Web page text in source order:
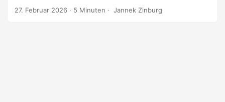
aktualisiert. Und dann kommt die eigentliche Frage, meist
27. Februar 2026 · 5 Minuten · Jannek Zinburg